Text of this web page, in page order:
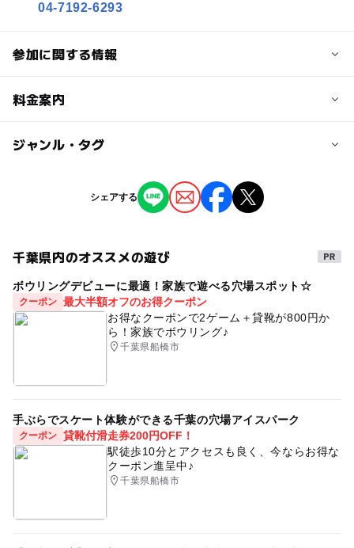
04-7192-6293
参加に関する情報
対象年齢
ご予約は不要です。当日のイベント開催時間までに場内に
お越しください。
料金案内
子供の料金詳細
（ご入場にはご料金がかかります。詳しくは、公式サイト
の料金情報をご覧ください。）
イベントのご参加は無料です。
（ご入場にはご料金がかかります。詳しくは、公式サイト
の料金情報をご覧ください。）
ジャンル・タグ
雨の日でもOK
シェアする
千葉県内のオススメの遊び
ボウリングデビューに最適！家族で遊べる穴場スポット☆
クーポン 最大半額オフのお得クーポン
お得なクーポンで2ゲーム＋貸靴が800円か
ら！家族でボウリング♪
千葉県船橋市
手ぶらでスケート体験ができる千葉の穴場アイスパーク
クーポン 貸靴付滑走券200円OFF！
駅徒歩10分とアクセスも良く、今ならお得な
クーポン進呈中♪
千葉県船橋市